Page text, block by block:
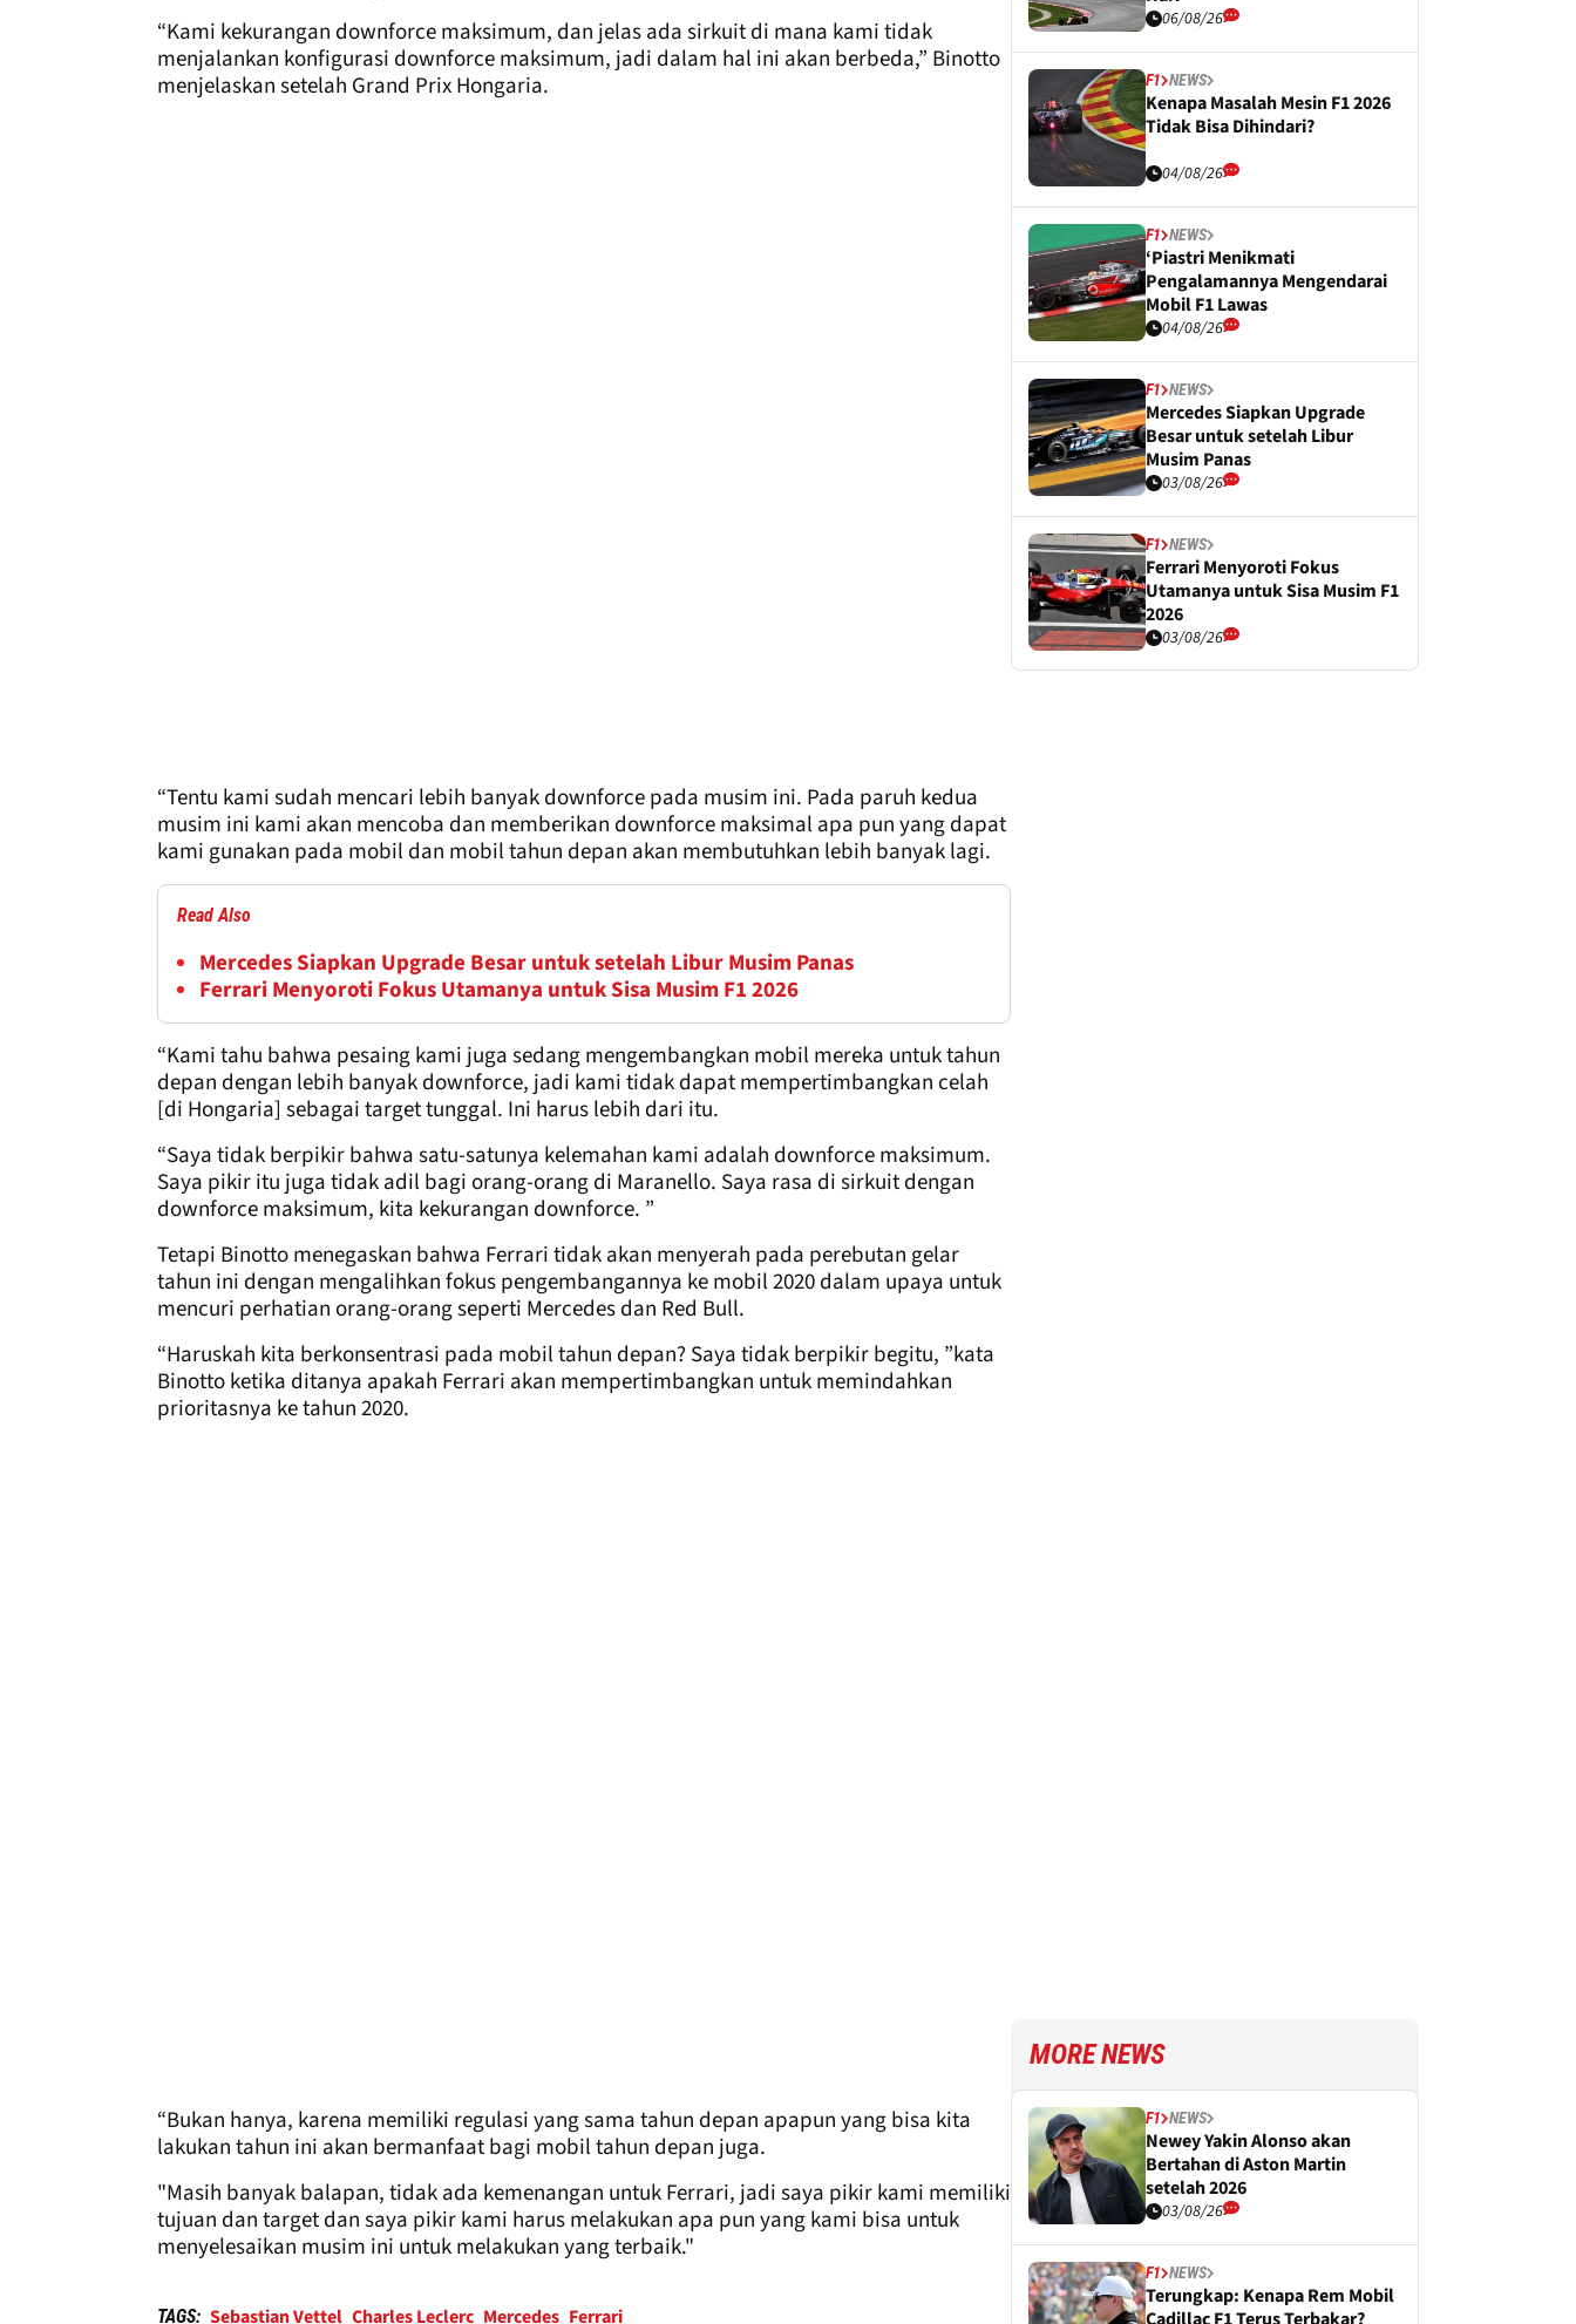
“Kami kekurangan downforce maksimum, dan jelas ada sirkuit di mana kami tidak
menjalankan konfigurasi downforce maksimum, jadi dalam hal ini akan berbeda,” Binotto
menjelaskan setelah Grand Prix Hongaria.
“Tentu kami sudah mencari lebih banyak downforce pada musim ini. Pada paruh kedua
musim ini kami akan mencoba dan memberikan downforce maksimal apa pun yang dapat
kami gunakan pada mobil dan mobil tahun depan akan membutuhkan lebih banyak lagi.
Read Also
Mercedes Siapkan Upgrade Besar untuk setelah Libur Musim Panas
Ferrari Menyoroti Fokus Utamanya untuk Sisa Musim F1 2026
“Kami tahu bahwa pesaing kami juga sedang mengembangkan mobil mereka untuk tahun
depan dengan lebih banyak downforce, jadi kami tidak dapat mempertimbangkan celah
[di Hongaria] sebagai target tunggal. Ini harus lebih dari itu.
“Saya tidak berpikir bahwa satu-satunya kelemahan kami adalah downforce maksimum.
Saya pikir itu juga tidak adil bagi orang-orang di Maranello. Saya rasa di sirkuit dengan
downforce maksimum, kita kekurangan downforce. ”
Tetapi Binotto menegaskan bahwa Ferrari tidak akan menyerah pada perebutan gelar
tahun ini dengan mengalihkan fokus pengembangannya ke mobil 2020 dalam upaya untuk
mencuri perhatian orang-orang seperti Mercedes dan Red Bull.
“Haruskah kita berkonsentrasi pada mobil tahun depan? Saya tidak berpikir begitu, ”kata
Binotto ketika ditanya apakah Ferrari akan mempertimbangkan untuk memindahkan
prioritasnya ke tahun 2020.
“Bukan hanya, karena memiliki regulasi yang sama tahun depan apapun yang bisa kita
lakukan tahun ini akan bermanfaat bagi mobil tahun depan juga.
"Masih banyak balapan, tidak ada kemenangan untuk Ferrari, jadi saya pikir kami memiliki
tujuan dan target dan saya pikir kami harus melakukan apa pun yang kami bisa untuk
menyelesaikan musim ini untuk melakukan yang terbaik."
TAGS: Sebastian Vettel Charles Leclerc Mercedes Ferrari
06/08/26
F1 NEWS
Kenapa Masalah Mesin F1 2026
Tidak Bisa Dihindari?
04/08/26
F1 NEWS
‘Piastri Menikmati
Pengalamannya Mengendarai
Mobil F1 Lawas
04/08/26
F1 NEWS
Mercedes Siapkan Upgrade
Besar untuk setelah Libur
Musim Panas
03/08/26
F1 NEWS
Ferrari Menyoroti Fokus
Utamanya untuk Sisa Musim F1
2026
03/08/26
MORE NEWS
F1 NEWS
Newey Yakin Alonso akan
Bertahan di Aston Martin
setelah 2026
03/08/26
F1 NEWS
Terungkap: Kenapa Rem Mobil